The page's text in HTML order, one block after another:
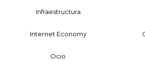
Infraestructura
Internet Economy
Ocio